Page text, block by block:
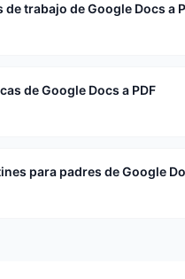
trabajo de Google Docs a
de Google Docs a PDF
para padres de Google